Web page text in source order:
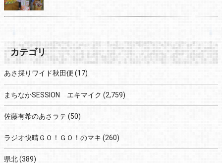
カテゴリ
あさ採りワイド秋田便 (17)
まちなかSESSION エキマイク (2,759)
佐藤有希のあさラテ (50)
ラジオ快晴ＧＯ！ＧＯ！のマキ (260)
県北(389)